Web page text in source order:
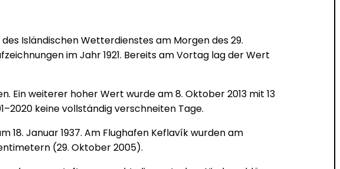
Isländischen Wetterdienstes am Morgen des 29.
im Jahr 1921. Bereits am Vortag lag der Wert
Ein weiterer hoher Wert wurde am 8. Oktober 2013 mit 13
keine vollständig verschneiten Tage.
18. Januar 1937. Am Flughafen Keflavík wurden am
(29. Oktober 2005).